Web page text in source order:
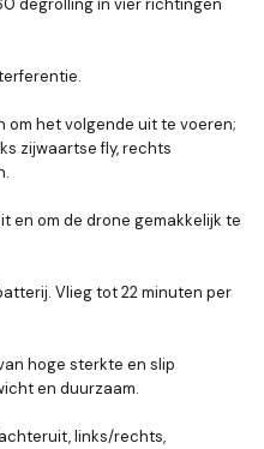
degrolling in vier richtingen
om het volgende uit te voeren;
zijwaartse fly, rechts
en om de drone gemakkelijk te
Vlieg tot 22 minuten per
hoge sterkte en slip
en duurzaam.
links/rechts,